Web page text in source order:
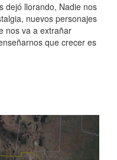
dejó llorando, Nadie nos
nuevos personajes
nos va a extrañar
que crecer es